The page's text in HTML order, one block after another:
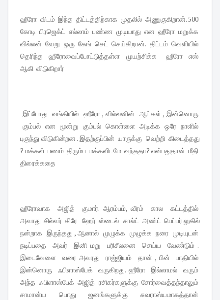
ஹீரோ விடம் இந்த திட்டத்திற்காக முதலில் அணுகுகிறான். 500
கோடி பிரஜெக்ட் எல்லாம் பண்ண முடியாது என ஹீரோ மறுக்க
வில்லன் வேறு ஒரு கேங் செட் செய்கிறான். திட்டம் வெளியில்
தெரிந்த ஹீரோவைப்போட்டுத்தள்ள முயற்சிக்க ஹீரோ எஸ்
ஆகி விடுகிறார்
இப்போது வங்கியில் ஹீரோ , வில்லனின் ஆட்கள் , இன்னொரு
கும்பல் என மூன்று கும்பல் கொள்ளை அடிக்க ஒரே நாளில்
புகுந்து விடுகின்றன . இதற்குப்பின் யாருக்கு வெற்றி கிடைத்தது
? மக்கள் பணம் திரும்ப மக்களிடமே வந்ததா? என்பதுதான் மீதி
திரைக்கதை
ஹீரோவாக அஜித் குமார். ஆரம்பம், வீரம் கால கட்டத்தில்
அவாது சில்வர் கிரே ஹேர் ஸ்டைல் சால்ட் அண்ட் பெப்பர் லுகில்
நன்றாக இருந்தது , ஆனால் முழுக்க முழுக்க நரை முடியுடன்
நடிப்பதை அவர் இனி மறு பரிசீலனை செய்ய வேண்டும் .
இடைவேளை வரை அவரது ராஜ்ஜியம் தான் , பின் பாதியில்
இன்னொரு ஃபிளாஸ்பேக் வருகிறது. ஹீரோ இல்லாமல் வரும்
அந்த ஃபிளாஸ்பேக் அஜித் ரசிகர்களுக்கு சோர்வைத்தந்தாலும்
சாமான்ய பொது ஜனங்களுக்கு சுவராஸ்யமாகத்தான்